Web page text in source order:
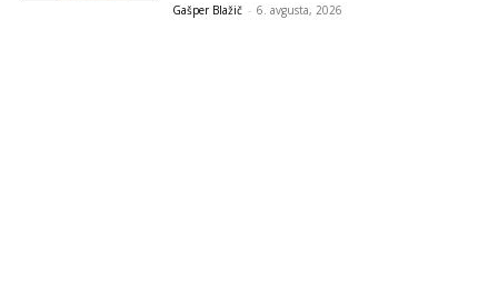
Gašper Blažič - 6. avgusta, 2026